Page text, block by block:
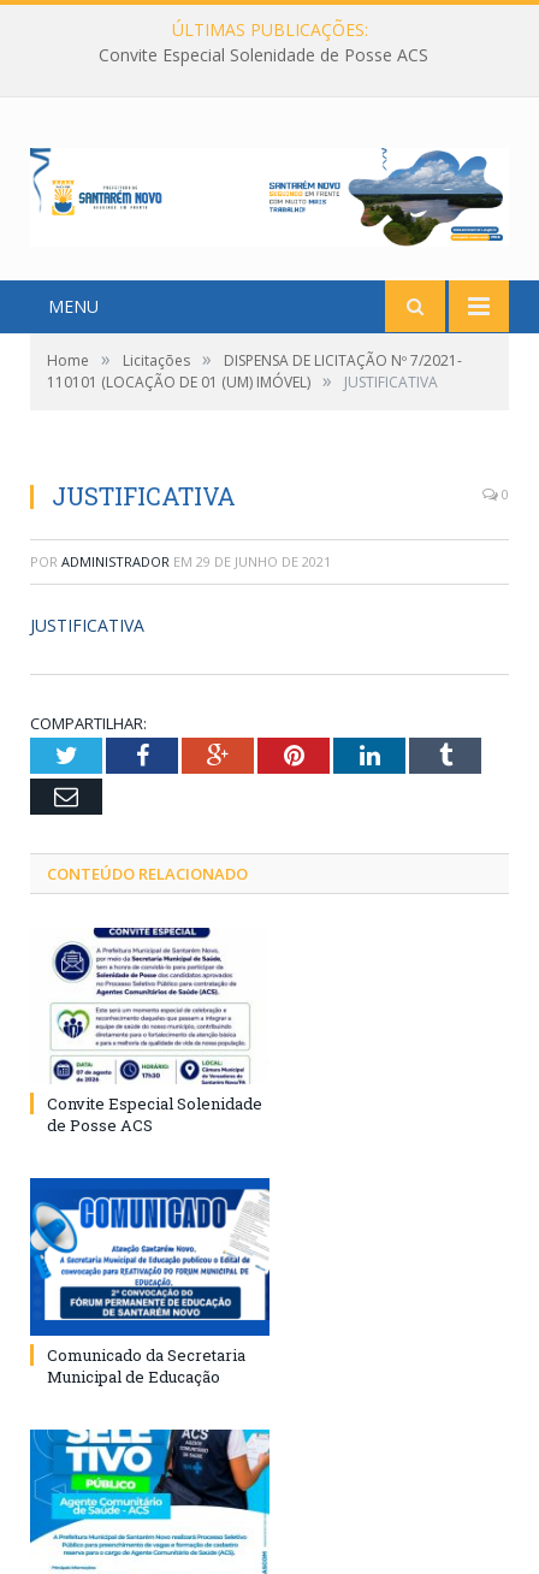
ÚLTIMAS PUBLICAÇÕES:
Convite Especial Solenidade de Posse ACS
MENU
Home » Licitações »
DISPENSA DE LICITAÇÃO Nº 7/2021-
110101 (LOCAÇÃO DE 01 (UM) IMÓVEL) » JUSTIFICATIVA
JUSTIFICATIVA 0
POR ADMINISTRADOR EM 29 DE JUNHO DE 2021
JUSTIFICATIVA
COMPARTILHAR:
TwitterFacebookGoogle+PinterestLinkedInTumblr
Email
CONTEÚDO RELACIONADO
Convite Especial Solenidade
de Posse ACS
Comunicado da Secretaria
Municipal de Educação